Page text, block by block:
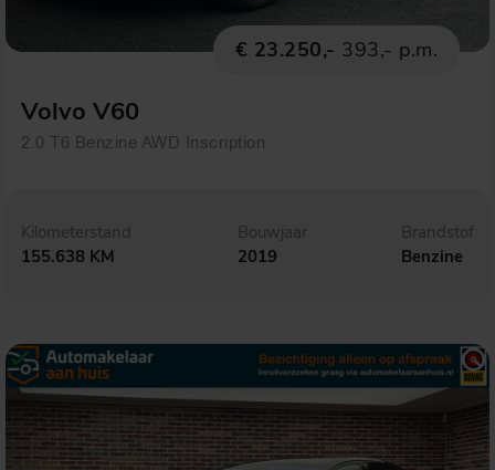
€ 23.250,- 393,- p.m.
Volvo V60
2.0 T6 Benzine AWD Inscription
Kilometerstand
155.638 KM
Bouwjaar
2019
Brandstof
Benzine